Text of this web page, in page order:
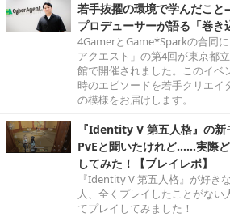
若手抜擢の環境で学んだこ
プロデューサーが語る「巻き
4GamerとGame*Sparkの合同
アクエスト」の第4回が東京都
館で開催されました。このイベ
時のエピソードを若手クリエイ
の模様をお届けします。
『Identity V 第五人格』の
PvEと聞いたけれど……実際
してみた！【プレイレポ】
『Identity V 第五人格』が好き
人、全くプレイしたことがない
てプレイしてみました！